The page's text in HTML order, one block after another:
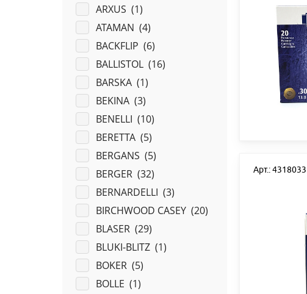
ARXUS (1)
ATAMAN (4)
BACKFLIP (6)
BALLISTOL (16)
BARSKA (1)
BEKINA (3)
BENELLI (10)
BERETTA (5)
BERGANS (5)
BERGER (32)
BERNARDELLI (3)
BIRCHWOOD CASEY (20)
BLASER (29)
BLUKI-BLITZ (1)
BOKER (5)
BOLLE (1)
Арт.: 4318033